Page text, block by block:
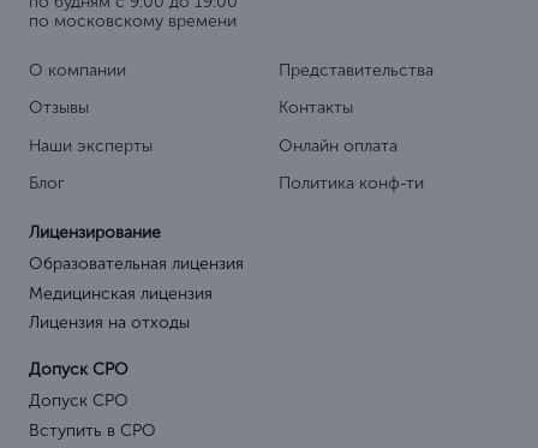
по московскому времени
О компании
Отзывы
Наши эксперты
Блог
Представительства
Контакты
Онлайн оплата
Политика конф-ти
Лицензирование
Образовательная лицензия
Медицинская лицензия
Лицензия на отходы
Допуск СРО
Допуск СРО
Вступить в СРО